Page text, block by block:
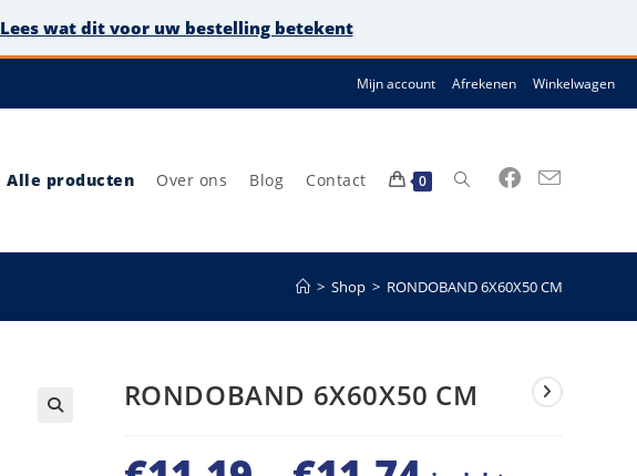
Lees wat dit voor uw bestelling betekent
Mijn account Afrekenen Winkelwagen
Alle producten Over ons Blog Contact 0 Toggle
site
> Shop > RONDOBAND 6X60X50 CM
RONDOBAND 6X60X50 CM